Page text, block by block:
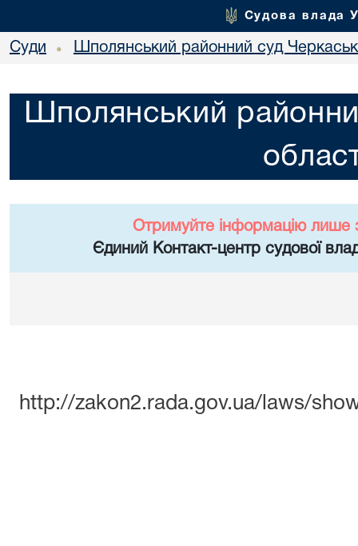
Судова влада
Суди • Шполянський районний суд
Шполянський
Отримуйте інформацію лише
Єдиний Контакт-центр судової
http://zakon2.rada.gov.ua/laws/